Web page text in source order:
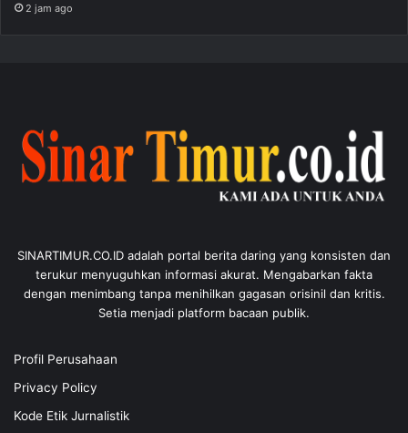
2 jam ago
SINARTIMUR.CO.ID adalah portal berita daring yang konsisten dan
terukur menyuguhkan informasi akurat. Mengabarkan fakta
dengan menimbang tanpa menihilkan gagasan orisinil dan kritis.
Setia menjadi platform bacaan publik.
Profil Perusahaan
Privacy Policy
Kode Etik Jurnalistik